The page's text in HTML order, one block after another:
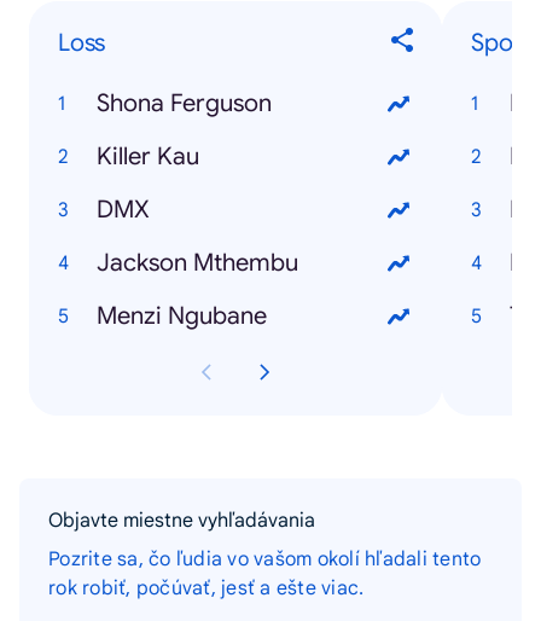
Loss
Shona Ferguson
Killer Kau
DMX
Jackson Mthembu
Menzi Ngubane
Sports
Objavte miestne vyhľadávania
Pozrite sa, čo ľudia vo vašom okolí hľadali tento
rok robiť, počúvať, jesť a ešte viac.